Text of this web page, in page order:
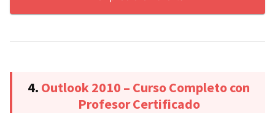
4. Outlook 2010 – Curso Completo con
Profesor Certificado